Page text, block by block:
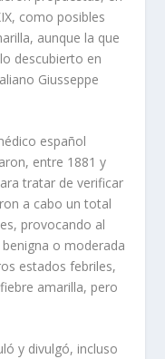
como posibles
aunque la que
descubierto en
Giusseppe
español
entre 1881 y
tratar de verificar
a cabo un total
provocando al
o moderada
estados febriles,
amarilla, pero
y divulgó, incluso